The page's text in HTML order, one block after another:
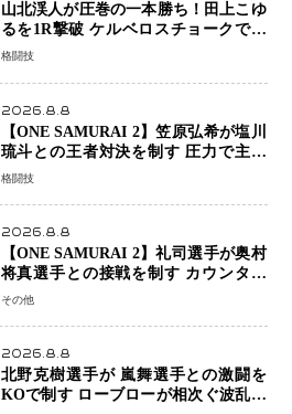
山北渓人が圧巻の一本勝ち！田上こゆ
るを1R撃破 ケルベロスチョークで存
在感を示す
格闘技
2026.8.8
【ONE SAMURAI 2】笠原弘希が塩川
琉斗との王者対決を制す 圧力で主導
権を握り判定勝利
格闘技
2026.8.8
【ONE SAMURAI 2】礼司選手が奥村
将真選手との接戦を制す カウンター
と正確な打撃で判定勝利
その他
2026.8.8
北野克樹選手が 嵐舞選手との激闘を
KOで制す ローブローが相次ぐ波乱の